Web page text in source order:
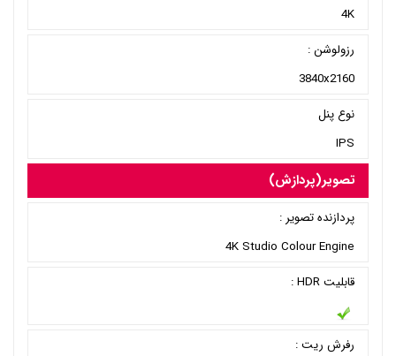
4K
رزولوشن :
3840x2160
نوع پنل
IPS
تصویر(پردازش)
پردازنده تصویر :
4K Studio Colour Engine
قابلیت HDR :
رفرش ریت :